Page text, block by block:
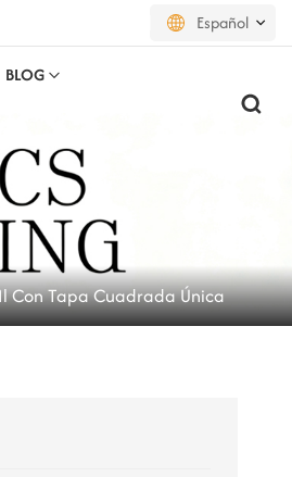
Español
русский
español
português
BLOG
Con Tapa Cuadrada Única